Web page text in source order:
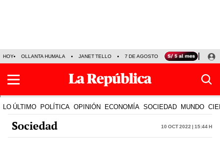
HOY OLLANTA HUMALA JANET TELLO 7 DE AGOSTO TINKA RESULTADOS
LO ÚLTIMO POLÍTICA OPINIÓN ECONOMÍA SOCIEDAD MUNDO
Sociedad 10 Oct 2022 | 15:44 h